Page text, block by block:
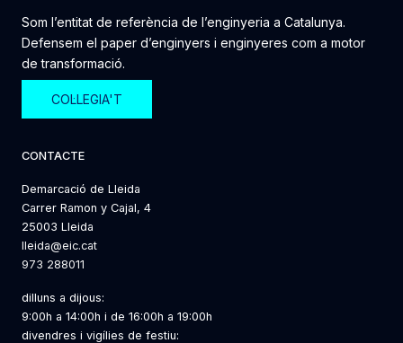
Som l’entitat de referència de l’enginyeria a Catalunya.
Defensem el paper d’enginyers i enginyeres com a motor
de transformació.
COL·LEGIA'T
CONTACTE
Demarcació de Lleida
Carrer Ramon y Cajal, 4
25003 Lleida
lleida@eic.cat
973 288011
dilluns a dijous:
9:00h a 14:00h i de 16:00h a 19:00h
divendres i vigílies de festiu: